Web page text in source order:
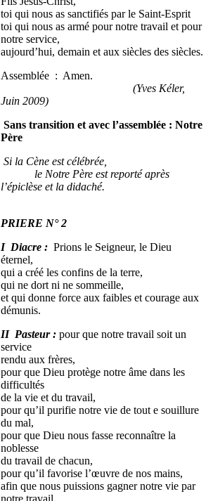
toi qui nous as sanctifiés par le Saint-Esprit
toi qui nous as armé pour notre travail et pour
notre service,
aujourd’hui, demain et aux siècles des siècles.
Assemblée : Amen.
(Yves Kéler,
Juin 2009)
Sans transition et avec l’assemblée : Notre
Père
Si la Cène est célébrée,
le Notre Père est reporté après
l’épiclèse et la didaché.
PRIERE N° 2
I Diacre : Prions le Seigneur, le Dieu
éternel,
qui a créé les confins de la terre,
qui ne dort ni ne sommeille,
et qui donne force aux faibles et courage aux
démunis.
II Pasteur : pour que notre travail soit un
service
rendu aux frères,
pour que Dieu protège notre âme dans les
difficultés
de la vie et du travail,
pour qu’il purifie notre vie de tout e souillure
du mal,
pour que Dieu nous fasse reconnaître la
noblesse
du travail de chacun,
pour qu’il favorise l’œuvre de nos mains,
afin que nous puissions gagner notre vie par